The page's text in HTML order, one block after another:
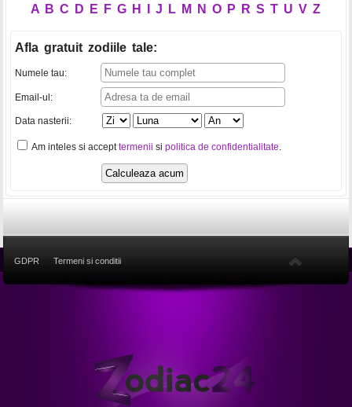
A B C D E F G H J L M N O P R S T U V Z
Afla gratuit zodiile tale:
Numele tau:
Email-ul:
Data nasterii:
Am inteles si accepttermenii si politica de confidentialitate.
GDPR Termeni si conditii